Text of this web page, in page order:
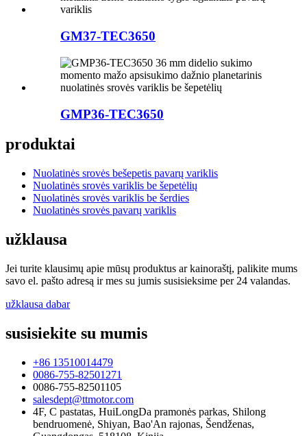
GM37-TEC3650
GMP36-TEC3650
produktai
Nuolatinės srovės bešepetis pavarų variklis
Nuolatinės srovės variklis be šepetėlių
Nuolatinės srovės variklis be šerdies
Nuolatinės srovės pavarų variklis
užklausa
Jei turite klausimų apie mūsų produktus ar kainoraštį, palikite mums
savo el. pašto adresą ir mes su jumis susisieksime per 24 valandas.
užklausa dabar
susisiekite su mumis
+86 13510014479
0086-755-82501271
0086-755-82501105
salesdept@ttmotor.com
4F, C pastatas, HuiLongDa pramonės parkas, Shilong
bendruomenė, Shiyan, Bao'An rajonas, Šendženas,